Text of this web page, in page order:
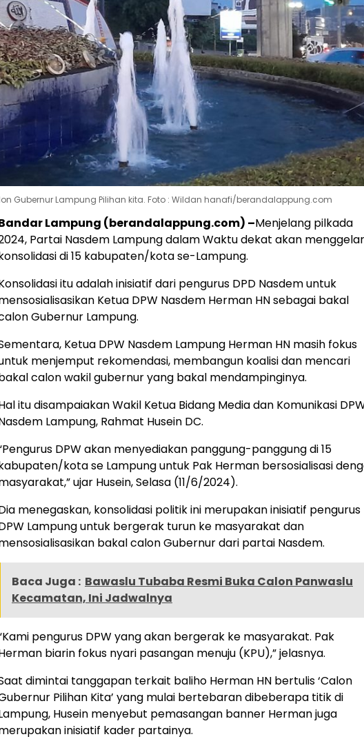
Gubernur Lampung Pilihan kita. Foto : Wildan hanafi/berandalappung.com
Lampung (berandalappung.com) –Menjelang pilkada
Partai Nasdem Lampung dalam Waktu dekat akan menggelar
di 15 kabupaten/kota se-Lampung.
itu adalah inisiatif dari pengurus DPD Nasdem untuk
Ketua DPW Nasdem Herman HN sebagai bakal
Gubernur Lampung.
Ketua DPW Nasdem Lampung Herman HN masih fokus
menjemput rekomendasi, membangun koalisi dan mencari
calon wakil gubernur yang bakal mendampinginya.
itu disampaiakan Wakil Ketua Bidang Media dan Komunikasi
Lampung, Rahmat Husein DC.
DPW akan menyediakan panggung-panggung di 15
kota se Lampung untuk Pak Herman bersosialisasi
ujar Husein, Selasa (11/6/2024).
menegaskan, konsolidasi politik ini merupakan inisiatif pengurus
Lampung untuk bergerak turun ke masyarakat dan
bakal calon Gubernur dari partai Nasdem.
Baca Juga : Bawaslu Tubaba Resmi Buka Calon Panwaslu
Kecamatan, Ini Jadwalnya
pengurus DPW yang akan bergerak ke masyarakat. Pak
biarin fokus nyari pasangan menuju (KPU),” jelasnya.
dimintai tanggapan terkait baliho Herman HN bertulis ‘Calon
Pilihan Kita’ yang mulai bertebaran dibeberapa titik di
Husein menyebut pemasangan banner Herman juga
inisiatif kader partainya.